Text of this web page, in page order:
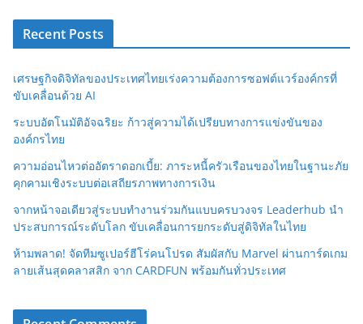
Recent Posts
เศรษฐกิจดิจิทัลของประเทศไทยเร่งความต้องการซอฟต์แวร์องค์กรที่
ขับเคลื่อนด้วย AI
ระบบอัตโนมัติอัจฉริยะ ก้าวสู่ความได้เปรียบทางการแข่งขันของ
องค์กรไทย
ความอ่อนไหวต่ออัตราดอกเบี้ย: ภาระหนี้ครัวเรือนของไทยในฐานะภัย
คุกคามเชิงระบบต่อเสถียรภาพทางการเงิน
จากหน้าจอเดียวสู่ระบบทำงานร่วมกันแบบครบวงจร Leaderhub นำ
ประสบการณ์ระดับโลก ขับเคลื่อนการยกระดับสู่ดิจิทัลในไทย
ห้ามพลาด! จัดทีมซูเปอร์ฮีโร่คนโปรด สัมผัสกับ Marvel ผ่านการ์ดเกม
ลายเส้นสุดคลาสสิก จาก CARDFUN พร้อมกันทั่วประเทศ